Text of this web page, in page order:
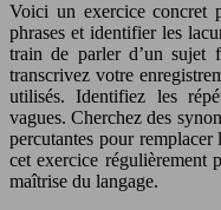
Voici un exercice concret
phrases et identifier les
train de parler d’un sujet
transcrivez votre
utilisés. Identifiez les
vagues. Cherchez des
percutantes pour
cet exercice régulièrement
maîtrise du langage.